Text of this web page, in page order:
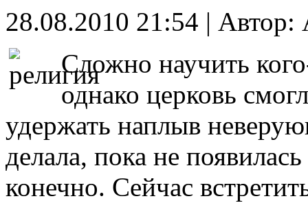
28.08.2010 21:54 | Автор:
Сложно научить
однако церковь
удержать наплыв
делала, пока не
конечно. Сейчас